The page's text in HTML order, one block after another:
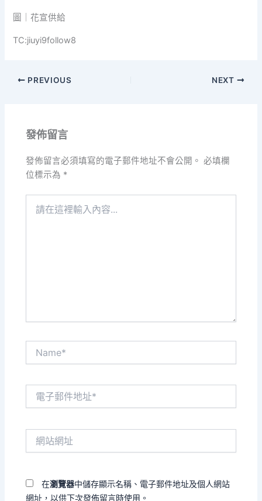
圖｜花宣供給
TC:jiuyi9follow8
PREVIOUS NEXT
發佈留言
發佈留言必須填寫的電子郵件地址不會公開。 必填欄
位標示為 *
在瀏覽器中儲存顯示名稱、電子郵件地址及個人網站
網址，以供下次發佈留言時使用。